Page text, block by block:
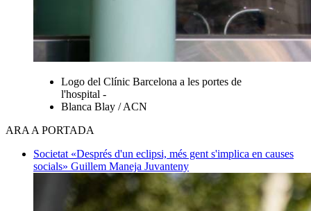
Logo del Clínic Barcelona a les portes de
l'hospital -
Blanca Blay / ACN
ARA A PORTADA
Societat «Després d'un eclipsi, més gent s'implica en causes
socials» Guillem Maneja Juvanteny